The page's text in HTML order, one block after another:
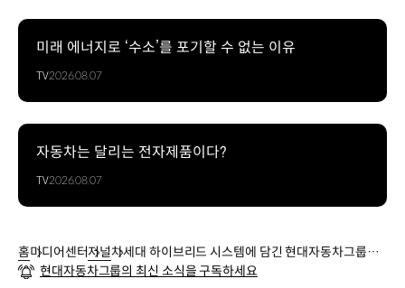
미래 에너지로 ‘수소’를 포기할 수 없는 이유
TV2026.08.07
자동차는 달리는 전자제품이다?
TV2026.08.07
홈미디어센터저널차세대 하이브리드 시스템에 담긴 현대자동차그룹의
하이브리드 기술 개발 역사
현대자동차그룹의 최신 소식을 구독하세요